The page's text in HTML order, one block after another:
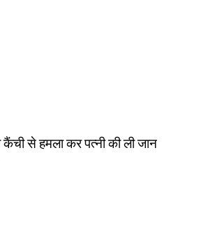
से हमला कर पत्नी की ली जान